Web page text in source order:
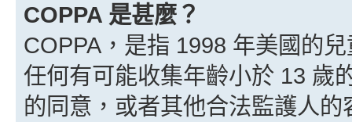
COPPA 是甚麼？
COPPA，是指 1998 年美國的
任何有可能收集年齡小於 13 歲
的同意，或者其他合法監護人